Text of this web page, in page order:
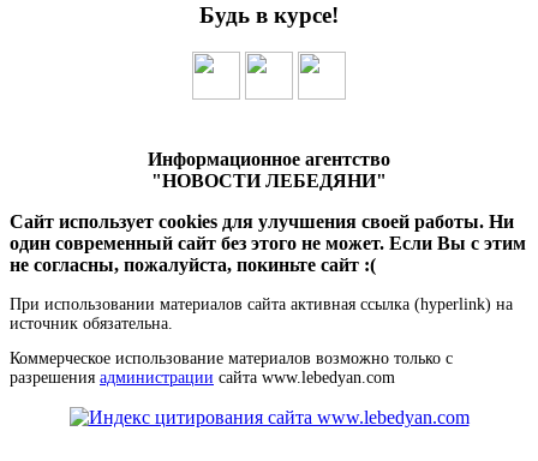
Будь в курсе!
Информационное агентство
"НОВОСТИ ЛЕБЕДЯНИ"
Сайт использует cookies для улучшения своей работы. Ни
один современный сайт без этого не может. Если Вы с этим
не согласны, пожалуйста, покиньте сайт :(
При использовании материалов сайта активная ссылка (hyperlink) на
источник обязательна.
Коммерческое использование материалов возможно только с
разрешения администрации сайта www.lebedyan.com